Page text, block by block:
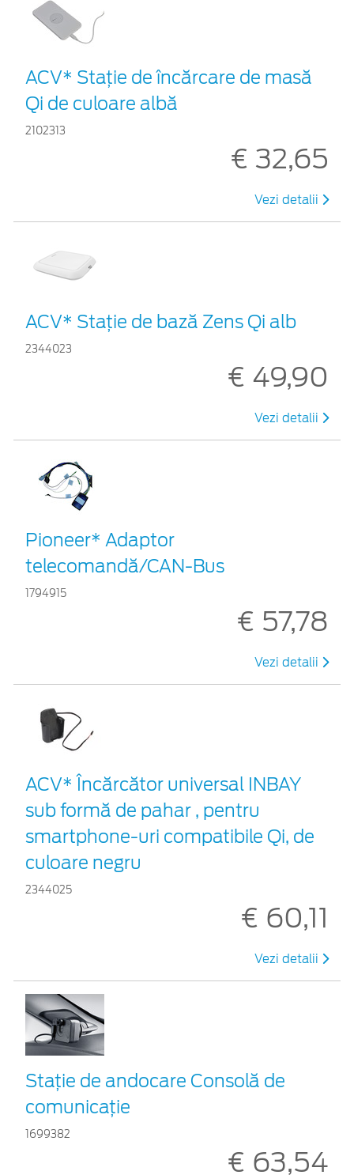
ACV* Stație de încărcare de masă
Qi de culoare albă
2102313
€ 32,65
Vezi detalii
ACV* Stație de bază Zens Qi alb
2344023
€ 49,90
Vezi detalii
Pioneer* Adaptor
telecomandă/CAN-Bus
1794915
€ 57,78
Vezi detalii
ACV* Încărcător universal INBAY
sub formă de pahar , pentru
smartphone-uri compatibile Qi, de
culoare negru
2344025
€ 60,11
Vezi detalii
Staţie de andocare Consolă de
comunicaţie
1699382
€ 63,54